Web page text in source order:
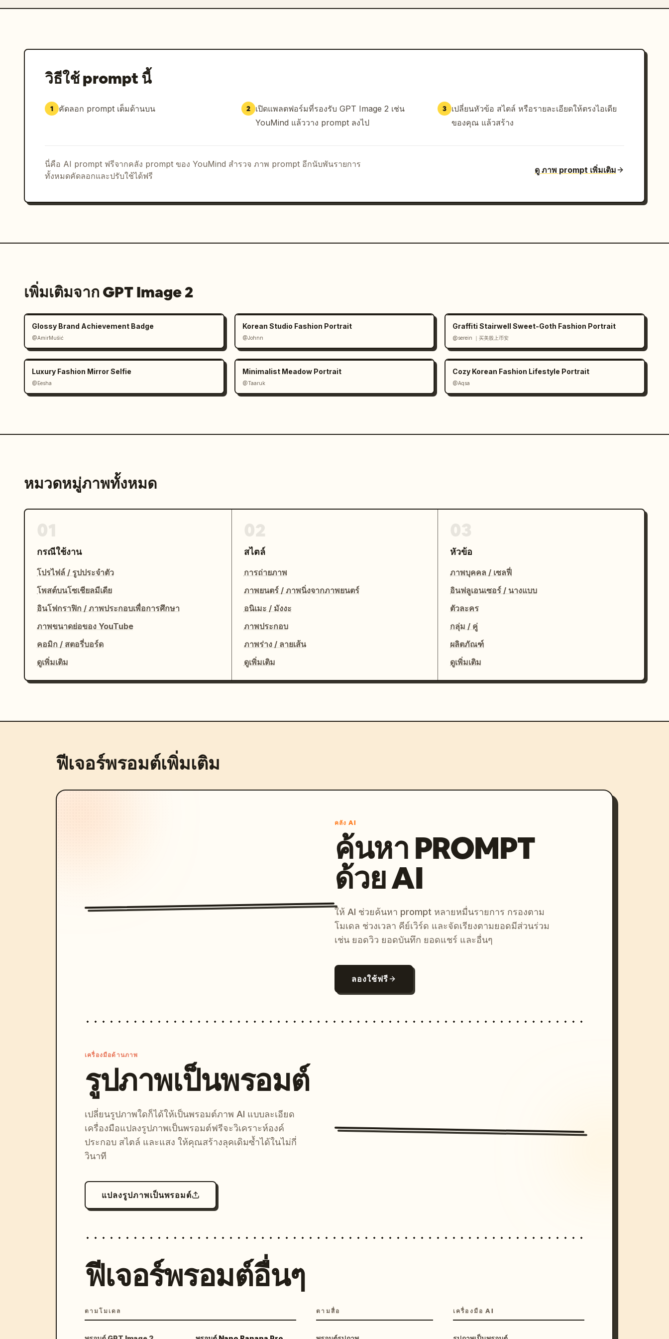
วิธีใช้ prompt นี้
1 คัดลอก prompt เต็มด้านบน 2 เปิดแพลตฟอร์มที่รองรับ GPT Image 2 เช่น
YouMind แล้ววาง prompt ลงไป
3
เปลี่ยนหัวข้อ สไตล์ หรือรายละเอียดให้ตรงไอเดีย
ของคุณ แล้วสร้าง
นี่คือ AI prompt ฟรีจากคลัง prompt ของ YouMind สำรวจ ภาพ prompt อีกนับพันรายการ
ทั้งหมดคัดลอกและปรับใช้ได้ฟรี
ดู ภาพ prompt เพิ่มเติม
เพิ่มเติมจาก GPT Image 2
Glossy Brand Achievement Badge
@AmirMušić
Korean Studio Fashion Portrait
@Johnn
Graffiti Stairwell Sweet-Goth Fashion Portrait
@serein ｜买美股上币安
Luxury Fashion Mirror Selfie
@Eesha
Minimalist Meadow Portrait
@Taaruk
Cozy Korean Fashion Lifestyle Portrait
@Aqsa
หมวดหมู่ภาพทั้งหมด
กรณีใช้งาน
โปรไฟล์ / รูปประจำตัว
โพสต์บนโซเชียลมีเดีย
อินโฟกราฟิก / ภาพประกอบเพื่อการศึกษา
ภาพขนาดย่อของ YouTube
คอมิก / สตอรี่บอร์ด
ดูเพิ่มเติม
สไตล์
การถ่ายภาพ
ภาพยนตร์ / ภาพนิ่งจากภาพยนตร์
อนิเมะ / มังงะ
ภาพประกอบ
ภาพร่าง / ลายเส้น
ดูเพิ่มเติม
หัวข้อ
ภาพบุคคล / เซลฟี่
อินฟลูเอนเซอร์ / นางแบบ
ตัวละคร
กลุ่ม / คู่
ผลิตภัณฑ์
ดูเพิ่มเติม
ฟีเจอร์พรอมต์เพิ่มเติม
คลัง AI
ค้นหา PROMPT
ด้วย AI
ให้ AI ช่วยค้นหา prompt หลายหมื่นรายการ กรองตาม
โมเดล ช่วงเวลา คีย์เวิร์ด และจัดเรียงตามยอดมีส่วนร่วม
เช่น ยอดวิว ยอดบันทึก ยอดแชร์ และอื่นๆ
ลองใช้ฟรี
เครื่องมือด้านภาพ
รูปภาพเป็นพรอมต์
เปลี่ยนรูปภาพใดก็ได้ให้เป็นพรอมต์ภาพ AI แบบละเอียด
เครื่องมือแปลงรูปภาพเป็นพรอมต์ฟรีจะวิเคราะห์องค์
ประกอบ สไตล์ และแสง ให้คุณสร้างลุคเดิมซ้ำได้ในไม่กี่
วินาที
แปลงรูปภาพเป็นพรอมต์
ฟีเจอร์พรอมต์อื่นๆ
ตามโมเดล ตามสื่อ เครื่องมือ AI